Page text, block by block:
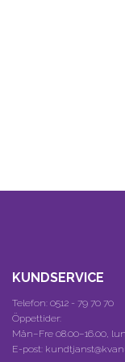
KUNDSERVICE
Telefon:0512 - 79 70 70
Öppettider:
Mån–Fre 08.00–16.00,
E-post: